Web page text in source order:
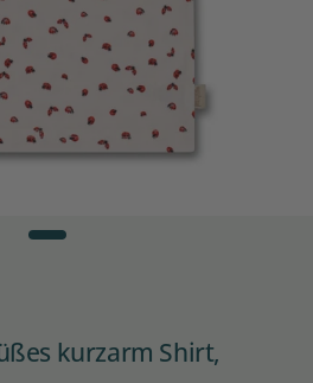
kurzarm Shirt,